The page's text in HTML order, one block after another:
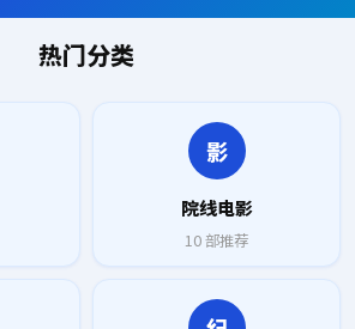
热门分类
影
院线电影
10部推荐